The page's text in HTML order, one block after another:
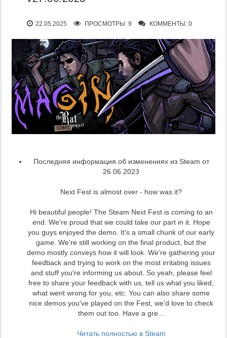
22.05.2025 ПРОСМОТРЫ: 9 КОММЕНТЫ: 0
Последняя информация об изменениях из Steam от
26.06.2023
Next Fest is almost over - how was it?
Hi beautiful people! The Steam Next Fest is coming to an
end. We're proud that we could take our part in it. Hope
you guys enjoyed the demo. It's a small chunk of our early
game. We're still working on the final product, but the
demo mostly conveys how it will look. We're gathering your
feedback and trying to work on the most irritating issues
and stuff you're informing us about. So yeah, please feel
free to share your feedback with us, tell us what you liked,
what went wrong for you, etc. You can also share some
nice demos you've played on the Fest, we'd love to check
them out too. Have a gre...
Читать полностью в Steam